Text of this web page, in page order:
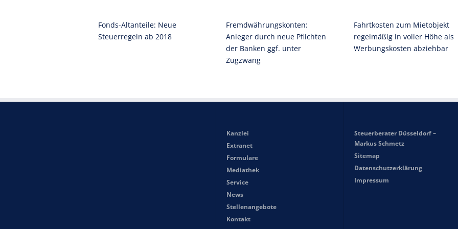
Fonds-Altanteile: Neue
Steuerregeln ab 2018
Fremdwährungskonten:
Anleger durch neue Pflichten
der Banken ggf. unter
Zugzwang
Fahrtkosten zum Mietobjekt
regelmäßig in voller Höhe als
Werbungskosten abziehbar
Kanzlei
Extranet
Formulare
Mediathek
Service
News
Stellenangebote
Kontakt
Steuerberater Düsseldorf –
Markus Schmetz
Sitemap
Datenschutzerklärung
Impressum